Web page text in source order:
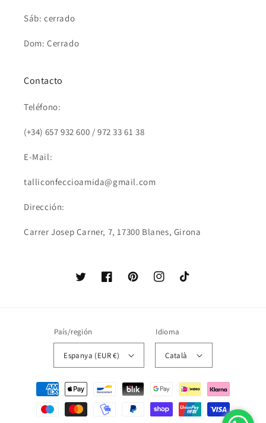
Sáb: cerrado
Dom: Cerrado
Contacto
Teléfono:
(+34) 657 932 600 / 972 33 61 38
E-Mail:
talliconfeccioamida@gmail.com
Dirección:
Carrer Josep Carner, 7, 17300 Blanes, Girona
TwitterFacebookPinterestInstagramTikTok
País/región
Espanya (EUR €)
Idioma
Català
Formas